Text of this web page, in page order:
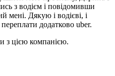
з водієм і повідомивши
мені. Дякую і водієві, і
додатково uber.
з цією компанією.